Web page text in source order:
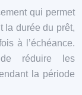
qui permet
la durée du prêt,
à l’échéance.
de réduire les
la période